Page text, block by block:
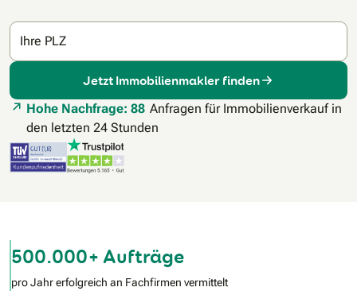
Ihre PLZ
Jetzt Immobilienmakler finden
Hohe Nachfrage: 88 Anfragen für Immobilienverkauf in
den letzten 24 Stunden
500.000+ Aufträge
pro Jahr erfolgreich an Fachfirmen vermittelt